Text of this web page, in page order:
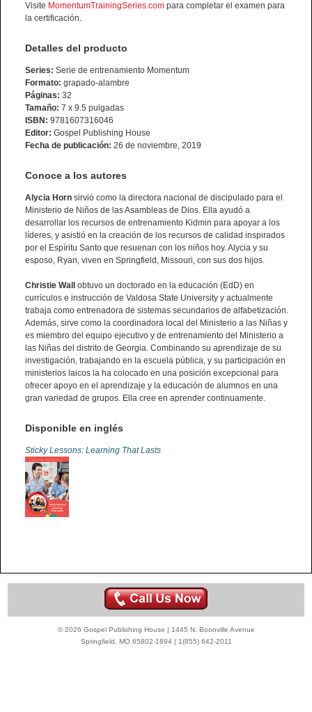
Visite MomentumTrainingSeries.com para completar el examen para
la certificación.
Detalles del producto
Series: Serie de entrenamiento Momentum
Formato: grapado-alambre
Páginas: 32
Tamaño: 7 x 9.5 pulgadas
ISBN: 9781607316046
Editor: Gospel Publishing House
Fecha de publicación: 26 de noviembre, 2019
Conoce a los autores
Alycia Horn sirvió como la directora nacional de discipulado para el
Ministerio de Niños de las Asambleas de Dios. Ella ayudó a
desarrollar los recursos de entrenamiento Kidmin para apoyar a los
líderes, y asistió en la creación de los recursos de calidad inspirados
por el Espíritu Santo que resuenan con los niños hoy. Alycia y su
esposo, Ryan, viven en Springfield, Missouri, con sus dos hijos.
Christie Wall
obtuvo un doctorado en la educación (EdD) en
currículos e instrucción de Valdosa State University y actualmente
trabaja como entrenadora de sistemas secundarios de alfabetización.
Además, sirve como la coordinadora local del Ministerio a las Niñas y
es miembro del equipo ejecutivo y de entrenamiento del Ministerio a
las Niñas del distrito de Georgia. Combinando su aprendizaje de su
investigación, trabajando en la escuela pública, y su participación en
ministerios laicos la ha colocado en una posición excepcional para
ofrecer apoyo en el aprendizaje y la educación de alumnos en una
gran variedad de grupos. Ella cree en aprender continuamente.
Disponible en inglés
Sticky Lessons: Learning That Lasts
© 2026 Gospel Publishing House | 1445 N. Boonville Avenue
Springfield, MO 65802-1894 | 1(855) 642-2011